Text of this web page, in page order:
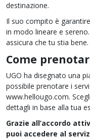
destinazione.
Il suo compito è
in modo lineare e
assicura che tu stia bene.
Come
UGO ha disegnato una
possibile prenotare i
www.hellougo.com.
dettagli in base alla tua
Grazie all’accordo
puoi accedere al